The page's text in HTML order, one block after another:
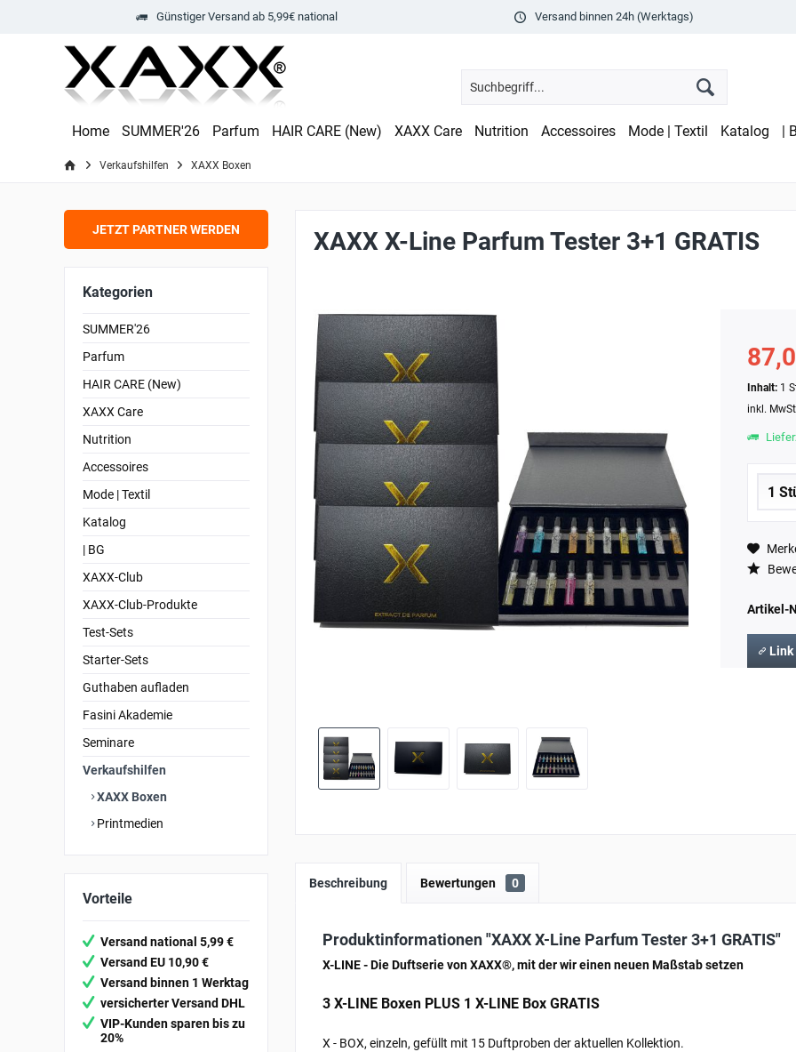
Günstiger Versand ab 5,99€ national Versand binnen 24h (Werktags)
Home SUMMER'26 Parfum HAIR CARE (New) XAXX Care Nutrition Accessoires Mode | Textil Katalog |
Verkaufshilfen XAXX Boxen
JETZT PARTNER WERDEN
Kategorien
SUMMER'26
Parfum
HAIR CARE (New)
XAXX Care
Nutrition
Accessoires
Mode | Textil
Katalog
| BG
XAXX-Club
XAXX-Club-Produkte
Test-Sets
Starter-Sets
Guthaben aufladen
Fasini Akademie
Seminare
Verkaufshilfen
XAXX Boxen
Printmedien
Vorteile
Versand national 5,99 €
Versand EU 10,90 €
Versand binnen 1 Werktag
versicherter Versand DHL
VIP-Kunden sparen bis zu
20%
XAXX X-Line Parfum Tester 3+1 GRATIS
Inhalt: 1
inkl.
Artikel-
Beschreibung Bewertungen 0
Produktinformationen "XAXX X-Line Parfum Tester 3+1 GRATIS"
X-LINE - Die Duftserie von XAXX®, mit der wir einen neuen Maßstab setzen
3 X-LINE Boxen PLUS 1 X-LINE Box GRATIS
X - BOX, einzeln, gefüllt mit 15 Duftproben der aktuellen Kollektion.